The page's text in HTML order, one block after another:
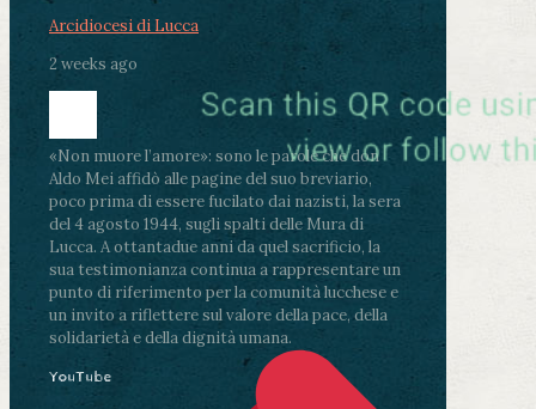
Arcidiocesi di Lucca
2 weeks ago
«Non muore l’amore»: sono le parole che don
Aldo Mei affidò alle pagine del suo breviario,
poco prima di essere fucilato dai nazisti, la sera
del 4 agosto 1944, sugli spalti delle Mura di
Lucca. A ottantadue anni da quel sacrificio, la
sua testimonianza continua a rappresentare un
punto di riferimento per la comunità lucchese e
un invito a riflettere sul valore della pace, della
solidarietà e della dignità umana.
YouTube